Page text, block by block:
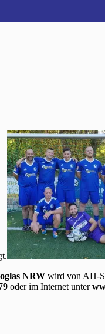
NRW wird von AH-
oder im Internet unter